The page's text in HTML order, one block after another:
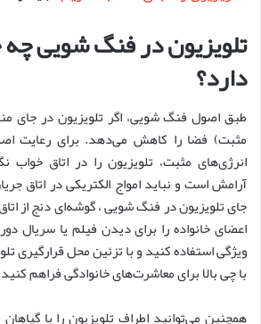
تلویزیون در فنگ شویی
دارد؟
طبق اصول فنگ شویی، اگر تلویزیون در جای
مثبت) فضا را کاهش می‌دهد. برای رعایت
انرژی‌های مثبت، تلویزیون را در اتاق خواب
آرامش است و نباید امواج الکتریکی در اتاق
جای تلویزیون در فنگ شویی ، گوشه‌ای دنج از
اعضای خانواده را برای دیدن فیلم یا سریال
ویژگی استفاده کنید و با تزئین محل قرارگیری
با چی بالا برای معاشرت‌های خانوادگی فراهم
همچنین می‌توانید اطراف تلویزیون را با